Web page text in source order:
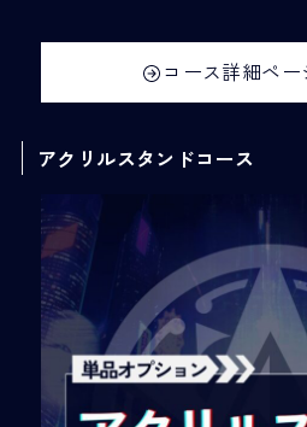
コース詳細ペ
アクリルスタンドコース